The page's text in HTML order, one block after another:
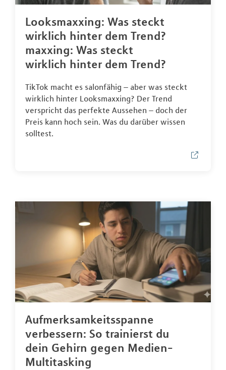
Looksmaxxing: Was steckt
wirklich hinter dem Trend?
maxxing: Was steckt
wirklich hinter dem Trend?
TikTok macht es salonfähig – aber was steckt
wirklich hinter Looksmaxxing? Der Trend
verspricht das perfekte Aussehen – doch der
Preis kann hoch sein. Was du darüber wissen
solltest.
Aufmerksamkeitsspanne
verbessern: So trainierst du
dein Gehirn gegen Medien-
Multitasking